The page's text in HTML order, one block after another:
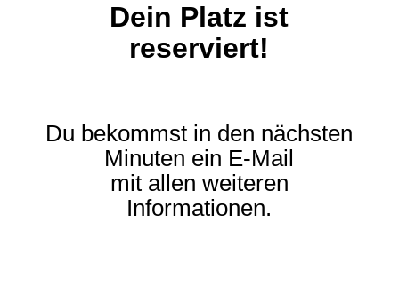
Dein Platz ist
reserviert!
Du bekommst in den nächsten
Minuten ein E-Mail
mit allen weiteren
Informationen.